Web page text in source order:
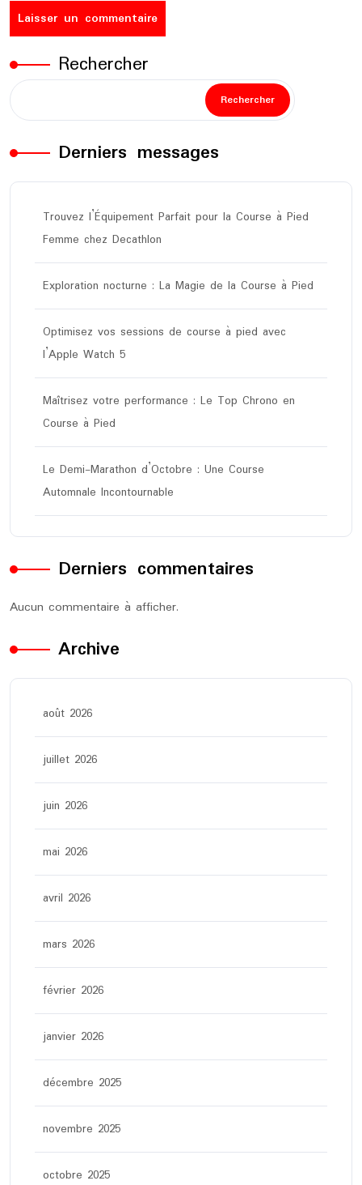
Rechercher
Rechercher
Derniers messages
Trouvez l’Équipement Parfait pour la Course à Pied
Femme chez Decathlon
Exploration nocturne : La Magie de la Course à Pied
Optimisez vos sessions de course à pied avec
l’Apple Watch 5
Maîtrisez votre performance : Le Top Chrono en
Course à Pied
Le Demi-Marathon d’Octobre : Une Course
Automnale Incontournable
Derniers commentaires
Aucun commentaire à afficher.
Archive
août 2026
juillet 2026
juin 2026
mai 2026
avril 2026
mars 2026
février 2026
janvier 2026
décembre 2025
novembre 2025
octobre 2025